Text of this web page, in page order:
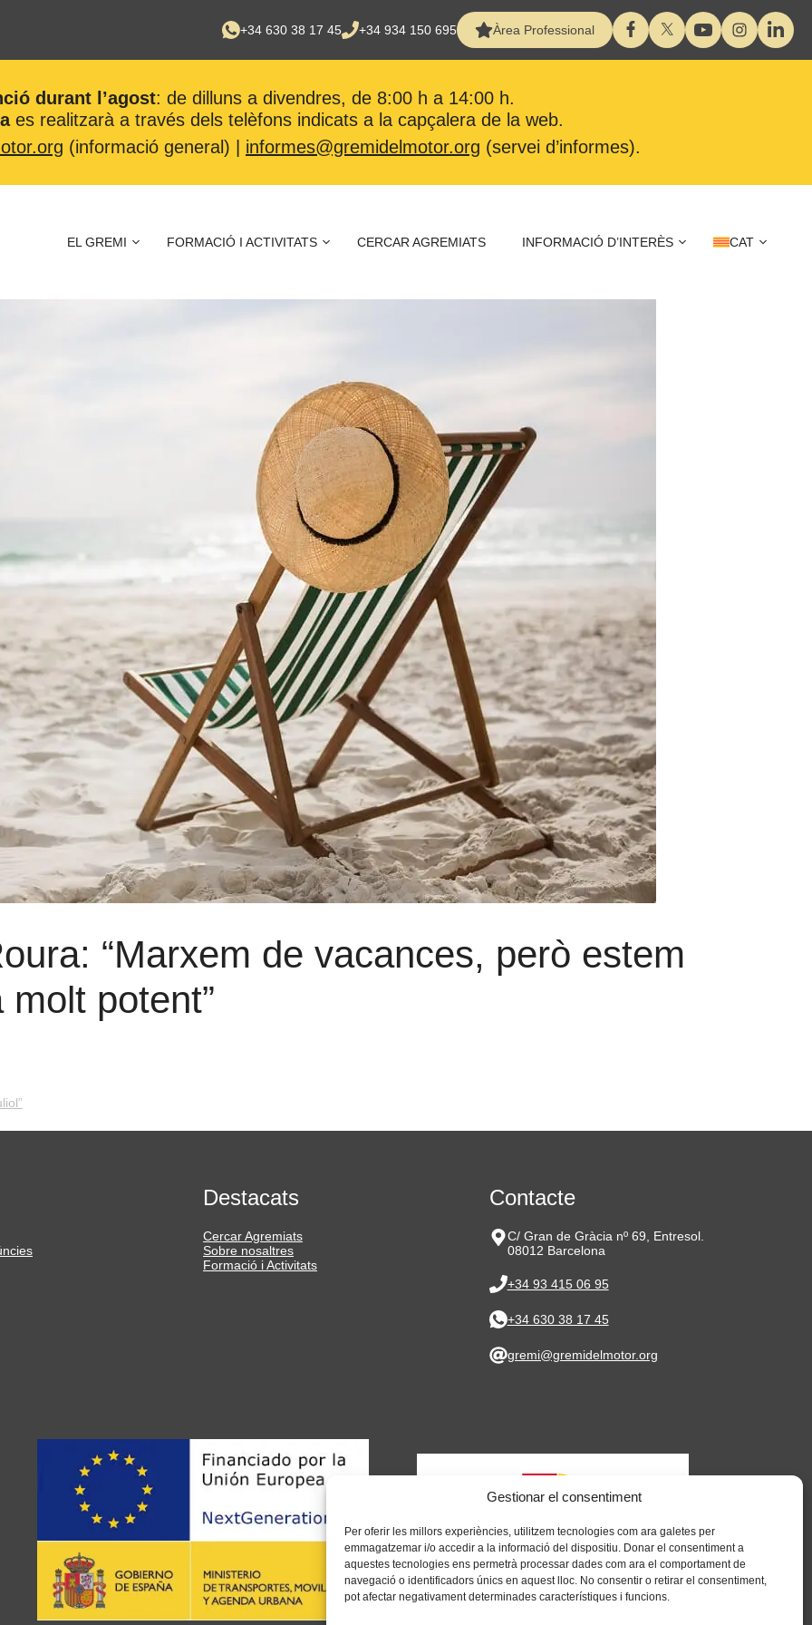
Gestionar el consentiment
Per oferir les millors experiències, utilitzem tecnologies com ara galetes per
emmagatzemar i/o accedir a la informació del dispositiu. Donar el consentiment a
aquestes tecnologies ens permetrà processar dades com ara el comportament de
navegació o identificadors únics en aquest lloc. No consentir o retirar el consentiment,
pot afectar negativament determinades característiques i funcions.
+34 630 38 17 45 +34 934 150 695 Àrea Professional
durant l’agost: de dilluns a divendres, de 8:00 h a 14:00 h.
es realitzarà a través dels telèfons indicats a la capçalera de la web.
(informació general) | informes@gremidelmotor.org (servei d’informes).
EL GREMI FORMACIÓ I ACTIVITATS CERCAR AGREMIATS INFORMACIÓ D’INTERÈS CAT
“Marxem de vacances, però estem
potent”
Destacats
Cercar Agremiats
Sobre nosaltres
Formació i Activitats
Contacte
C/ Gran de Gràcia nº 69, Entresol.
08012 Barcelona
+34 93 415 06 95
+34 630 38 17 45
gremi@gremidelmotor.org